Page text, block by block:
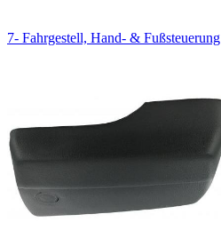
7- Fahrgestell, Hand- & Fußsteuerung